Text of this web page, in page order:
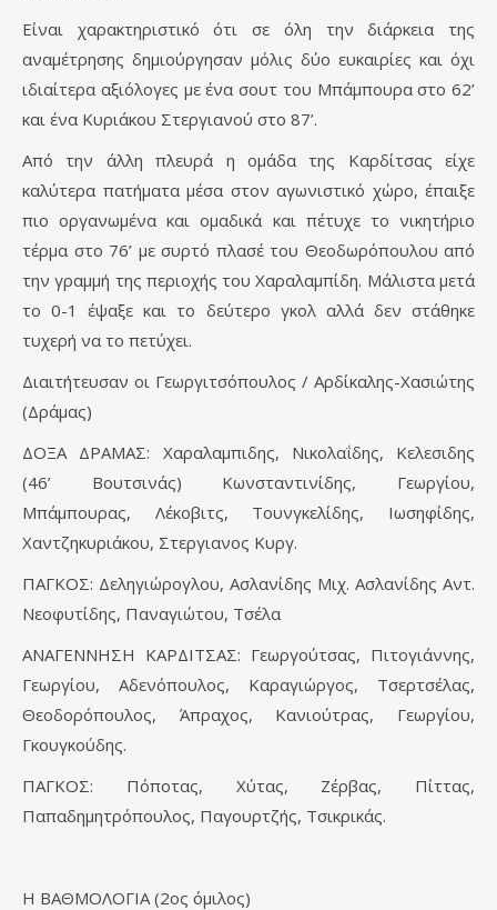
Είναι χαρακτηριστικό ότι σε όλη την διάρκεια της
αναμέτρησης δημιούργησαν μόλις δύο ευκαιρίες και όχι
ιδιαίτερα αξιόλογες με ένα σουτ του Μπάμπουρα στο 62’
και ένα Κυριάκου Στεργιανού στο 87’.
Από την άλλη πλευρά η ομάδα της Καρδίτσας είχε
καλύτερα πατήματα μέσα στον αγωνιστικό χώρο, έπαιξε
πιο οργανωμένα και ομαδικά και πέτυχε το νικητήριο
τέρμα στο 76’ με συρτό πλασέ του Θεοδωρόπουλου από
την γραμμή της περιοχής του Χαραλαμπίδη. Μάλιστα μετά
το 0-1 έψαξε και το δεύτερο γκολ αλλά δεν στάθηκε
τυχερή να το πετύχει.
Διαιτήτευσαν οι Γεωργιτσόπουλος / Αρδίκαλης-Χασιώτης
(Δράμας)
ΔΟΞΑ ΔΡΑΜΑΣ: Χαραλαμπιδης, Νικολαΐδης, Κελεσιδης
(46’ Βουτσινάς) Κωνσταντινίδης, Γεωργίου,
Μπάμπουρας, Λέκοβιτς, Τουνγκελίδης, Ιωσηφίδης,
Χαντζηκυριάκου, Στεργιανος Κυργ.
ΠΑΓΚΟΣ: Δεληγιώρογλου, Ασλανίδης Μιχ. Ασλανίδης Αντ.
Νεοφυτίδης, Παναγιώτου, Τσέλα
ΑΝΑΓΕΝΝΗΣΗ ΚΑΡΔΙΤΣΑΣ: Γεωργούτσας, Πιτογιάννης,
Γεωργίου, Αδενόπουλος, Καραγιώργος, Τσερτσέλας,
Θεοδορόπουλος, Άπραχος, Κανιούτρας, Γεωργίου,
Γκουγκούδης.
ΠΑΓΚΟΣ: Πόποτας, Χύτας, Ζέρβας, Πίττας,
Παπαδημητρόπουλος, Παγουρτζής, Τσικρικάς.
Η ΒΑΘΜΟΛΟΓΙΑ (2ος όμιλος)